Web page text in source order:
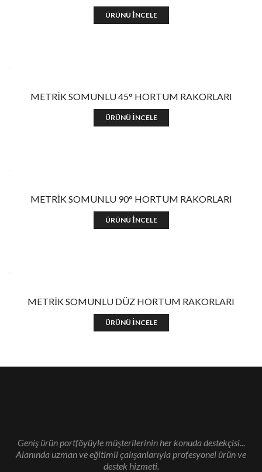
ÜRÜNÜ İNCELE
METRİK SOMUNLU 45° HORTUM RAKORLARI
ÜRÜNÜ İNCELE
METRİK SOMUNLU 90° HORTUM RAKORLARI
ÜRÜNÜ İNCELE
METRİK SOMUNLU DÜZ HORTUM RAKORLARI
ÜRÜNÜ İNCELE
Geniş ürün portföyüyle müşterilerinin her konuda destekçisi...
Alanında uzman ve eğitimli çalışanlarıyla profesyonel ürün ve
destek hizmeti.